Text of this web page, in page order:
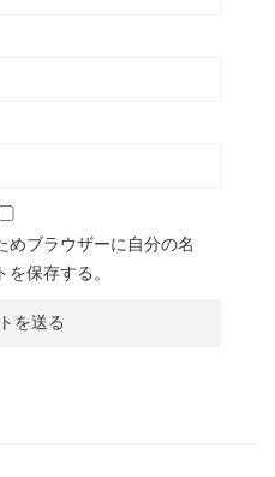
めブラウザーに自分の名
保存する。